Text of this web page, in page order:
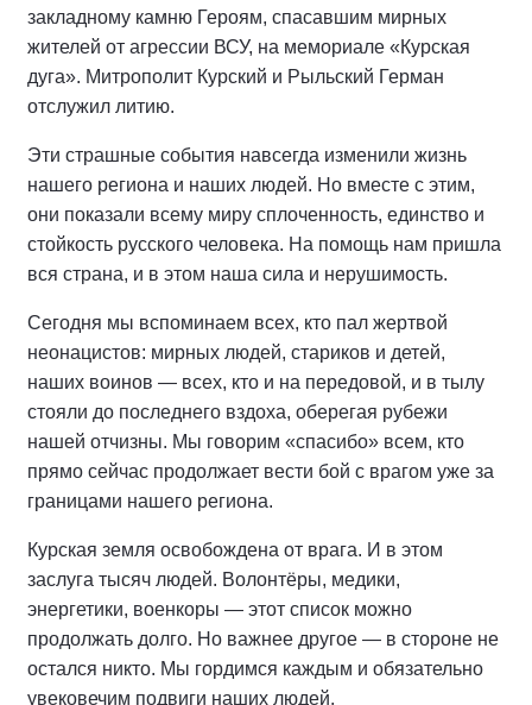
закладному камню Героям, спасавшим мирных
жителей от агрессии ВСУ, на мемориале «Курская
дуга». Митрополит Курский и Рыльский Герман
отслужил литию.
Эти страшные события навсегда изменили жизнь
нашего региона и наших людей. Но вместе с этим,
они показали всему миру сплоченность, единство и
стойкость русского человека. На помощь нам пришла
вся страна, и в этом наша сила и нерушимость.
Сегодня мы вспоминаем всех, кто пал жертвой
неонацистов: мирных людей, стариков и детей,
наших воинов — всех, кто и на передовой, и в тылу
стояли до последнего вздоха, оберегая рубежи
нашей отчизны. Мы говорим «спасибо» всем, кто
прямо сейчас продолжает вести бой с врагом уже за
границами нашего региона.
Курская земля освобождена от врага. И в этом
заслуга тысяч людей. Волонтёры, медики,
энергетики, военкоры — этот список можно
продолжать долго. Но важнее другое — в стороне не
остался никто. Мы гордимся каждым и обязательно
увековечим подвиги наших людей.